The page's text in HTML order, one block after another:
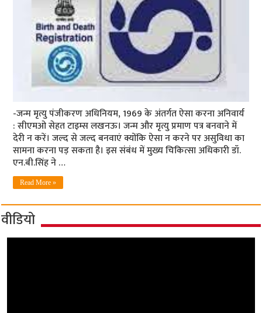
-जन्म मृत्यु पंजीकरण अधिनियम, 1969 के अंतर्गत ऐसा करना अनिवार्य
: सीएमओ सेहत टाइम्स लखनऊ। जन्म और मृत्यु प्रमाण पत्र बनवाने में
देरी न करें। जल्द से जल्द बनवाएं क्योंकि ऐसा न करने पर असुविधा का
सामना करना पड़ सकता है। इस संबंध में मुख्य चिकित्सा अधिकारी डॉ.
एन.बी.सिंह ने …
Read More »
वीडियो